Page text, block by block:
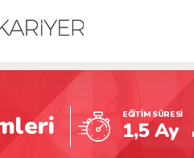
EĞİTİM SÜRESİ
1,5 Ay